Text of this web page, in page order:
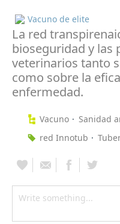
Vacuno de elite
La red
bioseguridad y las
veterinarios tanto
como sobre la
enfermedad.
Vacuno
Sanidad
red Innotub